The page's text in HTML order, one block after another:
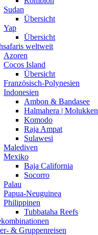
Sudan
Übersicht
Yap
Übersicht
weltweit
Azoren
Cocos Island
Übersicht
Französisch-Polynesien
Indonesien
Ambon & Bandasee
Halmahera | Molukken
Komodo
Raja Ampat
Sulawesi
Malediven
Mexiko
Baja California
Socorro
Palau
Papua-Neuguinea
Philippinen
Tubbataha Reefs
& Gruppenreisen